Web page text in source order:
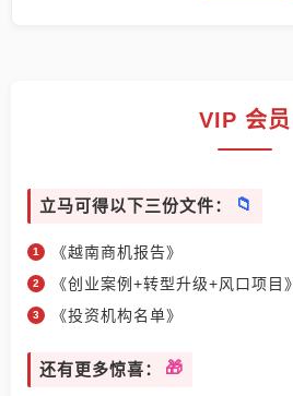
VIP 会员
立马可得以下三份文件：
《越南商机报告》
《创业案例+转型升级+风口项目》
《投资机构名单》
还有更多惊喜：